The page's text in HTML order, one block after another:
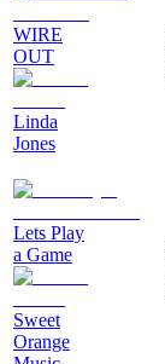
WIRE
OUT
Linda
Jones
Lets Play
a Game
Sweet
Orange